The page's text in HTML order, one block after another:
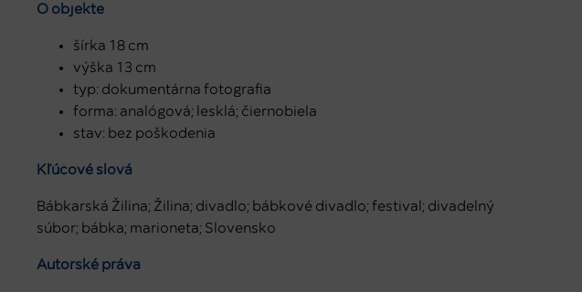
O objekte
šírka 18 cm
výška 13 cm
typ: dokumentárna fotografia
forma: analógová; lesklá; čiernobiela
stav: bez poškodenia
Kľúčové slová
Bábkarská Žilina; Žilina; divadlo; bábkové divadlo; festival; divadelný
súbor; bábka; marioneta; Slovensko
Autorské práva